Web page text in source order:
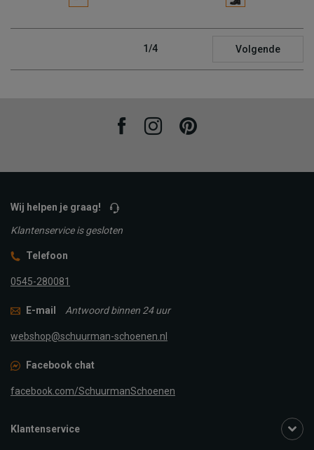
1/4 Volgende
FacebookInstagramPinterest
Wij helpen je graag!
Klantenservice is gesloten
Telefoon
0545-280081
E-mail Antwoord binnen 24 uur
webshop@schuurman-schoenen.nl
Facebook chat
facebook.com/SchuurmanSchoenen
Klantenservice